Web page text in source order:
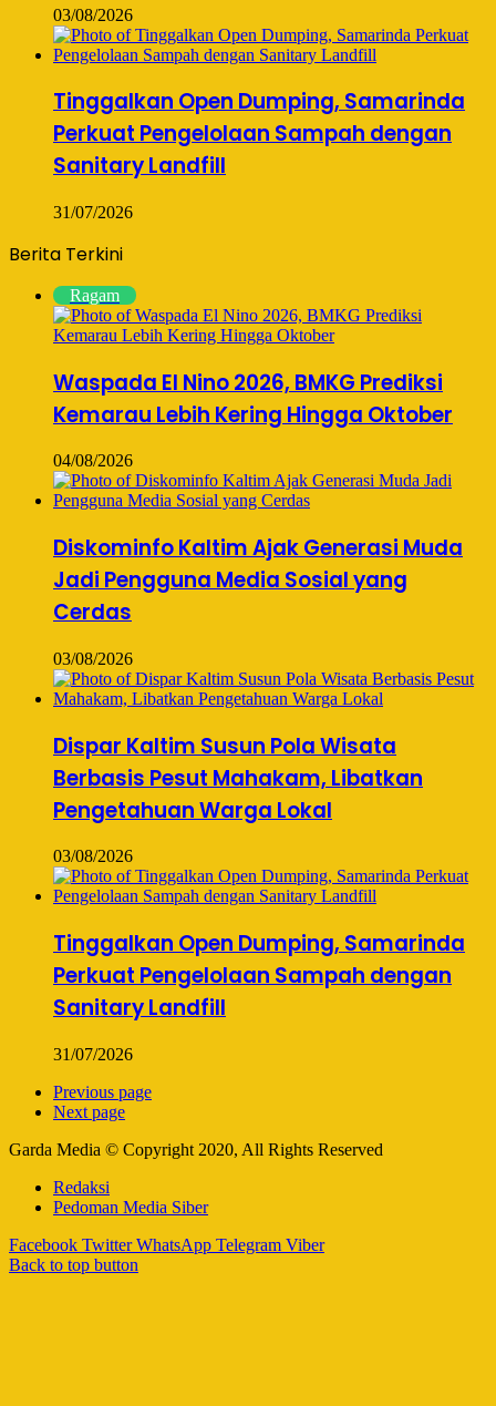
03/08/2026
Tinggalkan Open Dumping, Samarinda
Perkuat Pengelolaan Sampah dengan
Sanitary Landfill
31/07/2026
Berita Terkini
Ragam
Waspada El Nino 2026, BMKG Prediksi
Kemarau Lebih Kering Hingga Oktober
04/08/2026
Diskominfo Kaltim Ajak Generasi Muda
Jadi Pengguna Media Sosial yang
Cerdas
03/08/2026
Dispar Kaltim Susun Pola Wisata
Berbasis Pesut Mahakam, Libatkan
Pengetahuan Warga Lokal
03/08/2026
Tinggalkan Open Dumping, Samarinda
Perkuat Pengelolaan Sampah dengan
Sanitary Landfill
31/07/2026
Previous page
Next page
Garda Media © Copyright 2020, All Rights Reserved
Redaksi
Pedoman Media Siber
Facebook Twitter WhatsApp Telegram Viber
Back to top button